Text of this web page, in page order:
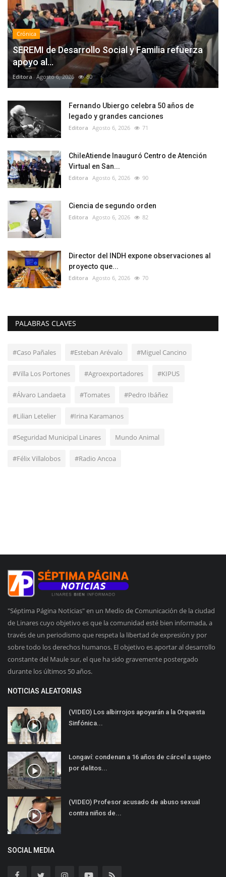
Crónica
SEREMI de Desarrollo Social y Familia refuerza
apoyo al...
Editora Agosto 6, 2026 80
Fernando Ubiergo celebra 50 años de
legado y grandes canciones
Editora Agosto 6, 2026 71
ChileAtiende Inauguró Centro de Atención
Virtual en San...
Editora Agosto 6, 2026 90
Ciencia de segundo orden
Editora Agosto 6, 2026 82
Director del INDH expone observaciones al
proyecto que...
Editora Agosto 6, 2026 70
PALABRAS CLAVES
#Caso Pañales #Esteban Arévalo #Miguel Cancino
#Villa Los Portones #Agroexportadores #KIPUS
#Álvaro Landaeta #Tomates #Pedro Ibáñez
#Lilian Letelier #Irina Karamanos
#Seguridad Municipal Linares Mundo Animal
#Félix Villalobos #Radio Ancoa
"Séptima Página Noticias" en un Medio de Comunicación de la ciudad
de Linares cuyo objetivo es que la comunidad esté bien informada, a
través de un periodismo que respeta la libertad de expresión y por
sobre todo los derechos humanos. El objetivo es aportar al desarrollo
constante del Maule sur, el que ha sido gravemente postergado
durante los últimos 50 años.
NOTICIAS ALEATORIAS
(VIDEO) Los albirrojos apoyarán a la Orquesta
Sinfónica...
Longaví: condenan a 16 años de cárcel a sujeto
por delitos...
(VIDEO) Profesor acusado de abuso sexual
contra niños de...
SOCIAL MEDIA